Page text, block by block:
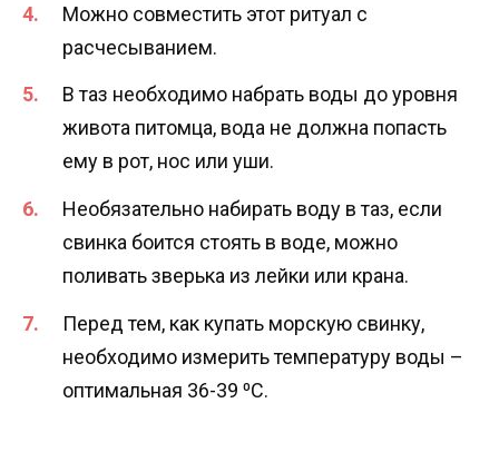
Можно совместить этот ритуал с
расчесыванием.
В таз необходимо набрать воды до уровня
живота питомца, вода не должна попасть
ему в рот, нос или уши.
Необязательно набирать воду в таз, если
свинка боится стоять в воде, можно
поливать зверька из лейки или крана.
Перед тем, как купать морскую свинку,
необходимо измерить температуру воды –
оптимальная 36-39 ⁰С.